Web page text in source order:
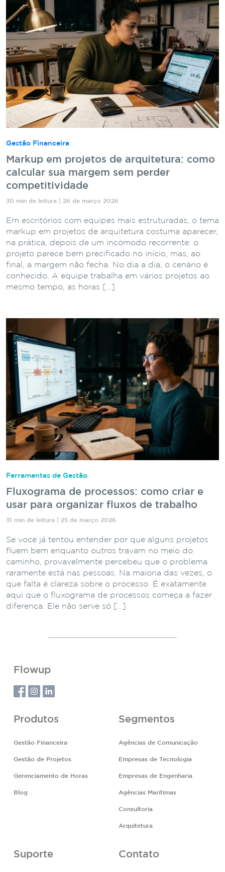
Gestão Financeira
Markup em projetos de arquitetura: como
calcular sua margem sem perder
competitividade
30 min de leitura | 26 de março 2026
Em escritórios com equipes mais estruturadas, o tema
markup em projetos de arquitetura costuma aparecer,
na prática, depois de um incômodo recorrente: o
projeto parece bem precificado no início, mas, ao
final, a margem não fecha. No dia a dia, o cenário é
conhecido. A equipe trabalha em vários projetos ao
mesmo tempo, as horas […]
Ferramentas de Gestão
Fluxograma de processos: como criar e
usar para organizar fluxos de trabalho
31 min de leitura | 25 de março 2026
Se você já tentou entender por que alguns projetos
fluem bem enquanto outros travam no meio do
caminho, provavelmente percebeu que o problema
raramente está nas pessoas. Na maioria das vezes, o
que falta é clareza sobre o processo. É exatamente
aqui que o fluxograma de processos começa a fazer
diferença. Ele não serve só […]
Flowup
Produtos
Gestão Financeira
Gestão de Projetos
Gerenciamento de Horas
Blog
Segmentos
Agências de Comunicação
Empresas de Tecnologia
Empresas de Engenharia
Agências Marítimas
Consultoria
Arquitetura
Suporte Contato